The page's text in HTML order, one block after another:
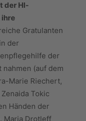
der Hl-
Gratulanten
der
der
(auf dem
Marie Riechert,
Tokic
Händen der
Maria Drotleff